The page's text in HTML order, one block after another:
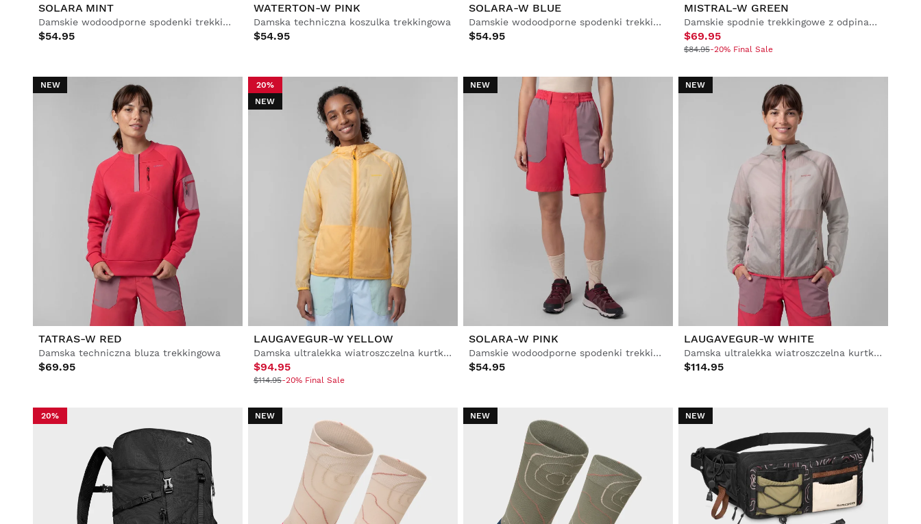
SOLARA MINT
Damskie wodoodporne spodenki trekkingowe
$54.95
WATERTON-W PINK
Damska techniczna koszulka trekkingowa
$54.95
SOLARA-W BLUE
Damskie wodoodporne spodenki trekkingowe
$54.95
MISTRAL-W GREEN
Damskie spodnie trekkingowe z odpinanymi nogawkami
$69.95
$84.95-20% Final Sale
NEW
TATRAS-W RED
Damska techniczna bluza trekkingowa
$69.95
20%
NEW
LAUGAVEGUR-W YELLOW
Damska ultralekka wiatroszczelna kurtka trekkingowa
$94.95
$114.95-20% Final Sale
NEW
SOLARA-W PINK
Damskie wodoodporne spodenki trekkingowe
$54.95
NEW
LAUGAVEGUR-W WHITE
Damska ultralekka wiatroszczelna kurtka trekkingowa
$114.95
20% NEW NEW NEW